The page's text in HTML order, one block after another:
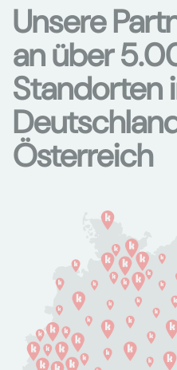
Unsere
an über
Standorten
Österreich